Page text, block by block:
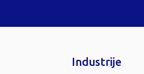
Industrije